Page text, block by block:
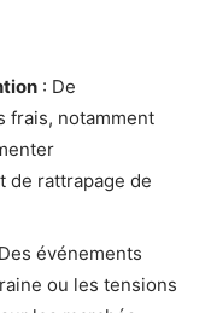
: De
frais, notamment
de rattrapage de
événements
ou les tensions